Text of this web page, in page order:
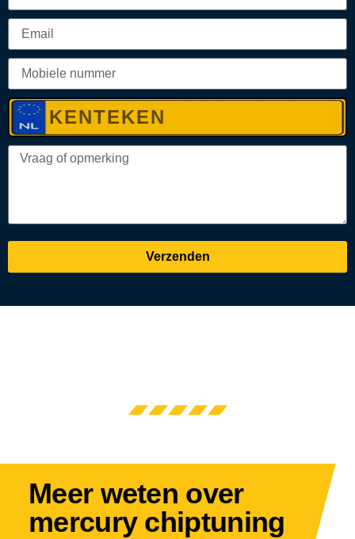
Verzenden
Meer weten over
mercury chiptuning